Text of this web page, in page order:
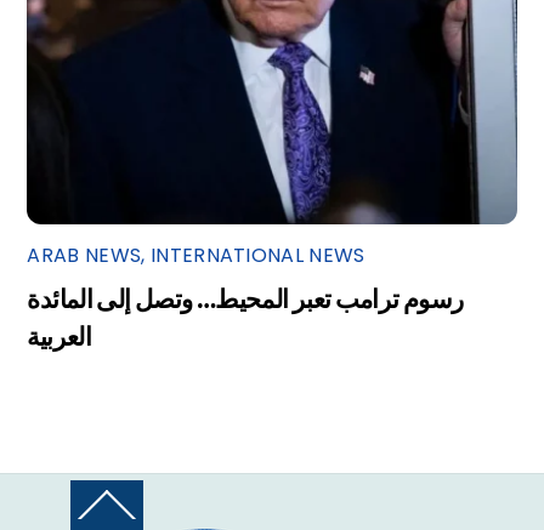
ARAB NEWS, INTERNATIONAL NEWS
رسوم ترامب تعبر المحيط… وتصل إلى المائدة
العربية
Back